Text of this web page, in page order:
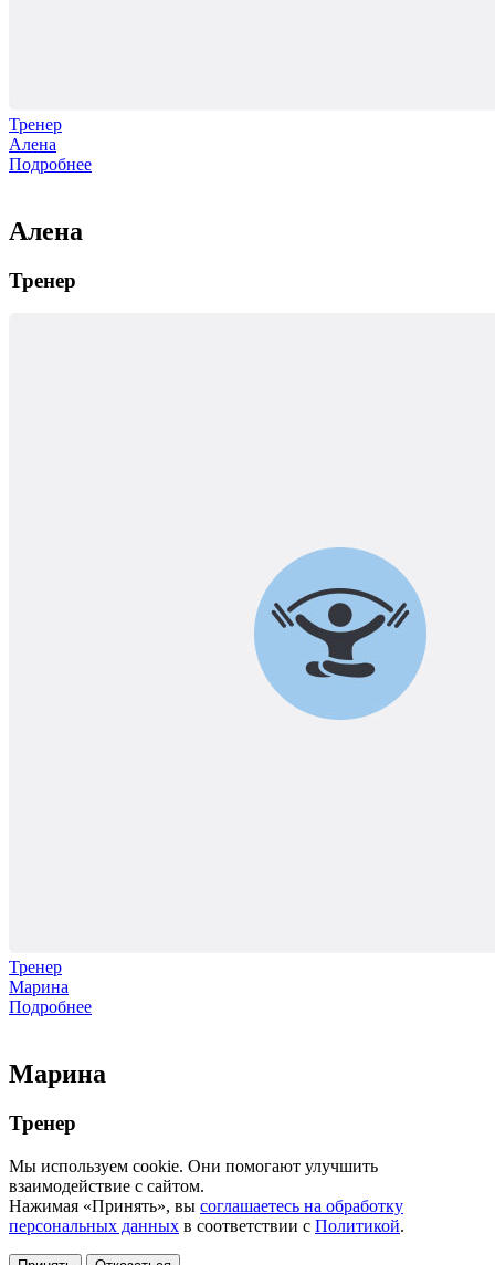
Тренер
Алена
Подробнее
Алена
Тренер
Тренер
Марина
Подробнее
Марина
Тренер
Мы используем cookie. Они помогают улучшить
взаимодействие с сайтом.
Нажимая «Принять», вы соглашаетесь на обработку
персональных данных в соответствии с Политикой.